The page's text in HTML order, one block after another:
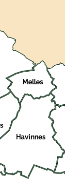
Melles
Havinnes